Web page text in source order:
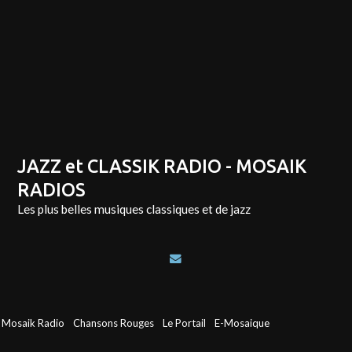
JAZZ et CLASSIK RADIO - MOSAIK
RADIOS
Les plus belles musiques classiques et de jazz
Mosaik Radio Chansons Rouges Le Portail E-Mosaique